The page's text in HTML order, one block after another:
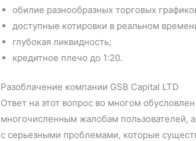
обилие разнообразных торговых
доступные котировки в реальном
глубокая ликвидность;
кредитное плечо до 1:20.
Разоблачение компании GSB Capital LTD
Ответ на этот вопрос во многом
многочисленным жалобам пользователей,
с серьезными проблемами, которые